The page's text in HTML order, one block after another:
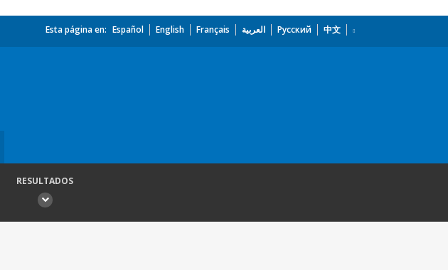
Esta página en: Español English Français العربية Русский 中文
RESULTADOS